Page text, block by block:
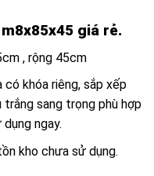
giá rẻ.
, rộng 45cm
khóa riêng, sắp xếp
sang trọng phù hợp
ngay.
kho chưa sử dụng.